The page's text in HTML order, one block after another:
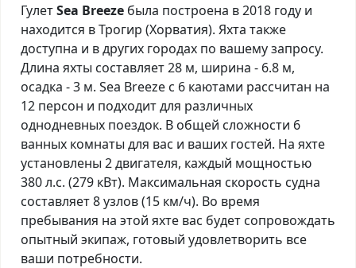
ГулетSea Breeze была построена в 2018 году и
находится в Трогир (Хорватия). Яхта также
доступна и в других городах по вашему запросу.
Длина яхты составляет 28 м, ширина - 6.8 м,
осадка - 3 м. Sea Breeze с 6 каютами рассчитан на
12 персон и подходит для различных
однодневных поездок. В общей сложности 6
ванных комнаты для вас и ваших гостей. На яхте
установлены 2 двигателя, каждый мощностью
380 л.с. (279 кВт). Максимальная скорость судна
составляет 8 узлов (15 км/ч). Во время
пребывания на этой яхте вас будет сопровождать
опытный экипаж, готовый удовлетворить все
ваши потребности.